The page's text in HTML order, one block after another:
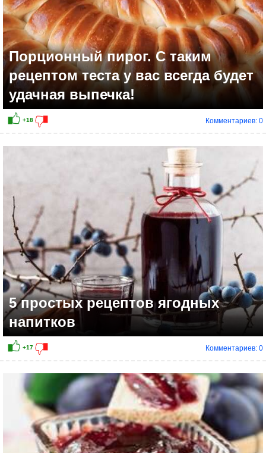
+12
Порционный пирог. С таким
рецептом теста у вас всегда будет
удачная выпечка!
Комментариев: 0
5 простых рецептов ягодных
напитков
Комментариев: 0